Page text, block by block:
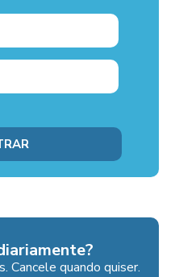
Cancele quando quiser.